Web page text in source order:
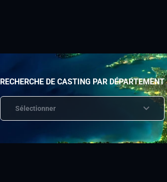
RECHERCHE DE CASTING PAR DÉPARTEMENT
Sélectionner